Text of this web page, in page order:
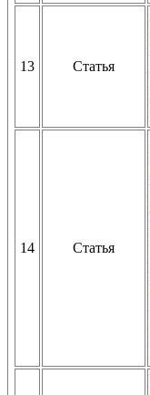
13 Статья
14 Статья